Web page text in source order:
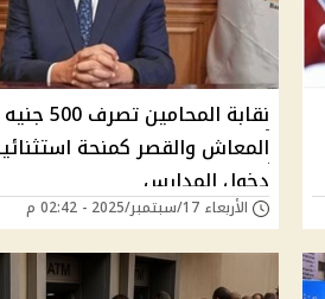
نقابة
المعاش والقصر كمنحة
دخول المدارس
الأربعاء 17/سبتمبر/2025 - 02:42 م